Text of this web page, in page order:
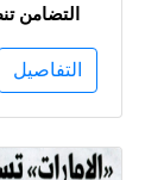
التضامن
التفاصيل